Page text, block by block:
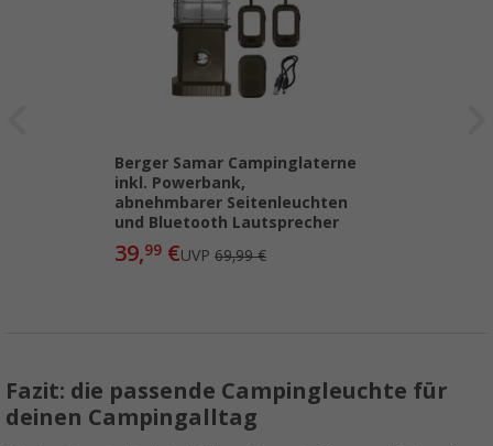
Berger Samar Campinglaterne
inkl. Powerbank,
abnehmbarer Seitenleuchten
und Bluetooth Lautsprecher
39,99 €UVP 69,99 €
Fazit: die passende Campingleuchte für
deinen Campingalltag